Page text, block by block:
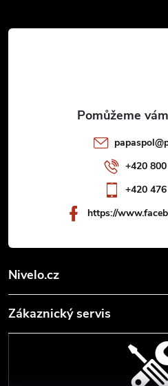
á
Nivelo.cz
Zákaznický servis
papaspol@
+420
+420
https://